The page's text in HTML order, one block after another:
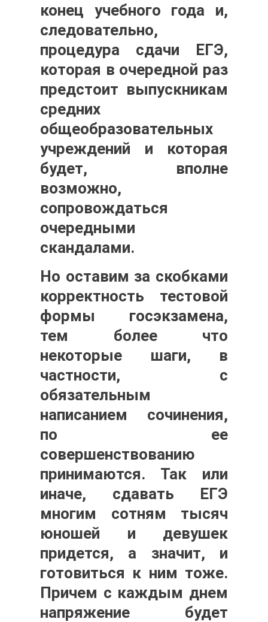
конец учебного года и,
следовательно,
процедура сдачи ЕГЭ,
которая в очередной раз
предстоит выпускникам
средних
общеобразовательных
учреждений и которая
будет, вполне
возможно,
сопровождаться
очередными
скандалами.
Но оставим за скобками
корректность тестовой
формы госэкзамена,
тем более что
некоторые шаги, в
частности, с
обязательным
написанием сочинения,
по ее
совершенствованию
принимаются. Так или
иначе, сдавать ЕГЭ
многим сотням тысяч
юношей и девушек
придется, а значит, и
готовиться к ним тоже.
Причем с каждым днем
напряжение будет